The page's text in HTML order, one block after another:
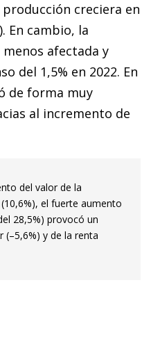
creciera en
En cambio, la
afectada y
del 1,5% en 2022. En
de forma muy
al incremento de
del valor de la
el fuerte aumento
28,5%) provocó un
(–5,6%) y de la renta